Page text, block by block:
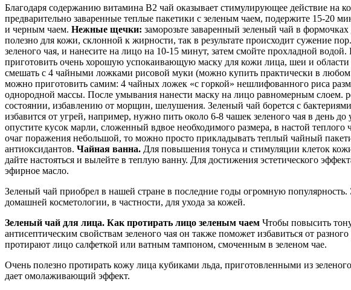
Благодаря содержанию витамина В2 чай оказывает стимулирующее действие на
предварительно заваренные теплые пакетики с зеленым чаем, подержите 15-20
и черным чаем. Нежные щечки: заморозьте заваренный зеленый чай в
полезно для кожи, склонной к жирности, так в результате происходит сужение
зеленого чая, и нанесите на лицо на 10-15 минут, затем смойте прохладной
приготовить очень хорошую успокаивающую маску для кожи лица, шеи и области
смешать с 4 чайными ложками рисовой муки (можно купить практически в любом
можно приготовить самим: 4 чайных ложек «с горкой» нешлифованного риса
однородной массы. После умывания нанести маску на лицо равномерным
состоянии, избавлению от морщин, шелушения. Зеленый чай борется с
избавится от угрей, например, нужно пить около 6-8 чашек зеленого чая в день
опустите кусок марли, сложенный вдвое необходимого размера, в настой
очаг поражения небольшой, то можно просто прикладывать теплый чайный
антиоксидантов. Чайная ванна. Для повышения тонуса и стимуляции клеток
дайте настояться и вылейте в теплую ванну. Для достижения эстетического
эфирное масло.
Зеленый чай приобрел в нашей стране в последние годы огромную
домашней косметологии, в частности, для ухода за кожей.
Зеленый чай для лица. Как протирать лицо зеленым чаем Чтобы повысить
антисептическим свойствам зеленого чая он также поможет избавиться от
протирают лицо салфеткой или ватным тампоном, смоченным в зеленом чае.
Очень полезно протирать кожу лица кубиками льда, приготовленными из
дает омолаживающий эффект.